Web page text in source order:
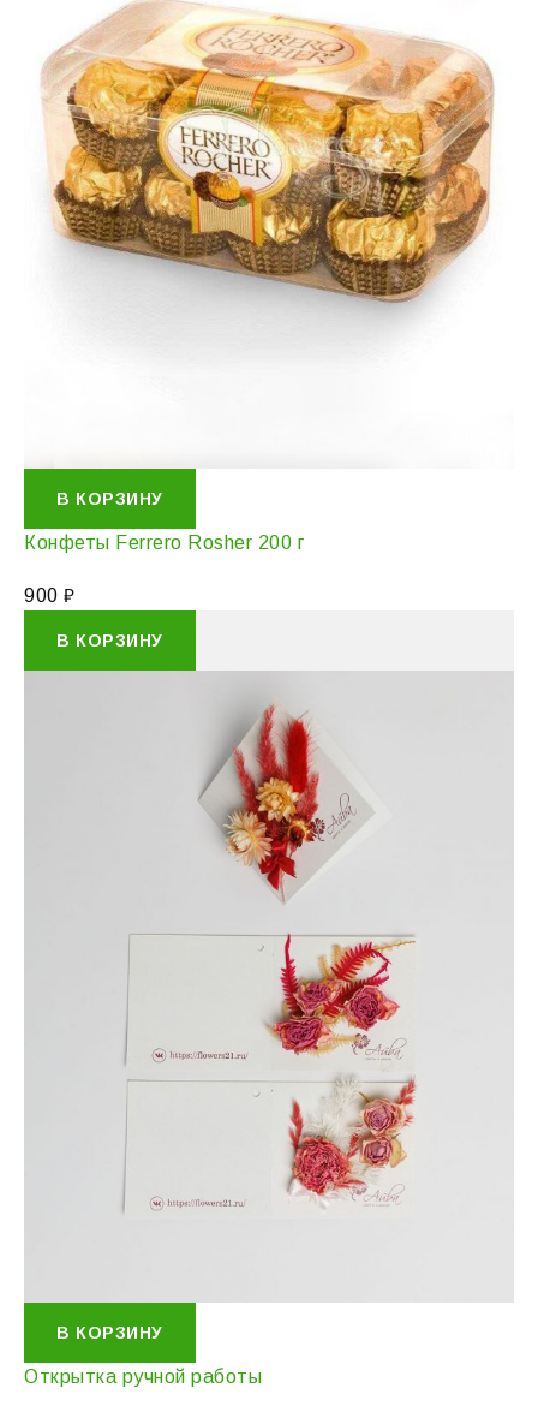
В КОРЗИНУ
Конфеты Ferrero Rosher 200 г
900 ₽
В КОРЗИНУ
В КОРЗИНУ
Открытка ручной работы